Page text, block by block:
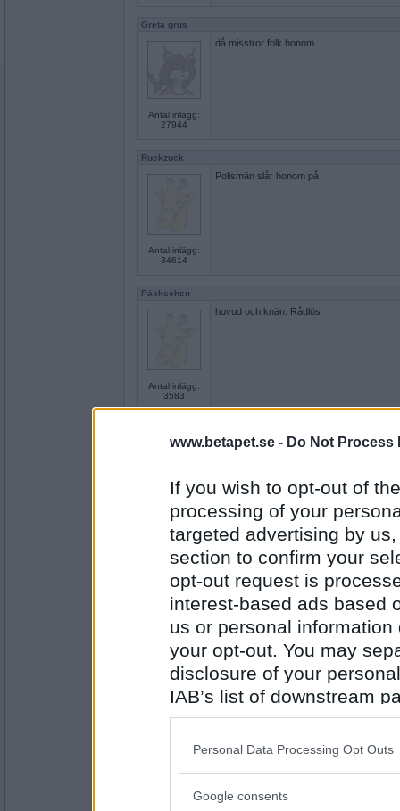
www.betapet.se - Do Not Process
If you wish to opt-out of
processing of your
targeted advertising by
section to confirm your
opt-out request is
interest-based ads based
us or personal
your opt-out. You may
disclosure of your
IAB’s list of downstream
also be disclosed by us
Downstream Participants
Please note that this
Personal Data Processing Opt Outs
Google consents
Greta grus
Antal inlägg:
27944
då misstror folk honom.
Ruckzuck
Antal inlägg:
34614
Polismän slår honom på
Päckschen
Antal inlägg:
3583
huvud och knän. Rådlös
Antal inlägg:
34614
tjöt Ingolf: "Låt mig
Greta grus
Antal inlägg:
bli upplyft till Gud
Ruckzuck
Antal inlägg:
och bli frälst!" Då